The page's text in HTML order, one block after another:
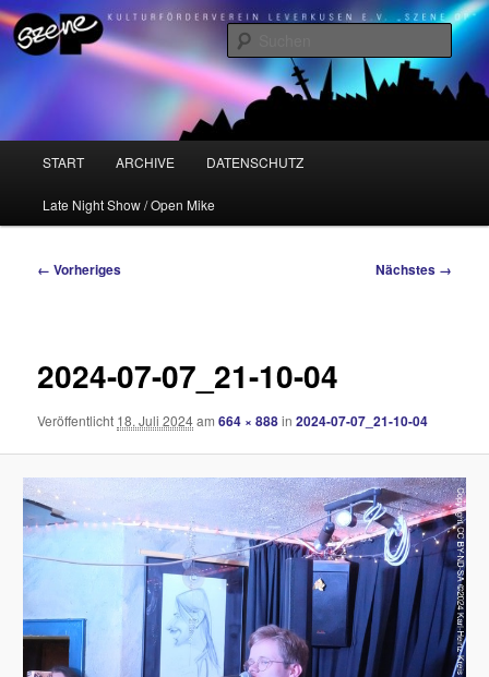
Zum
primären
Inhalt
Szene OP
Kulturförderverein Leverkusen e.V. "Szene OP"
START ARCHIVE DATENSCHUTZ
Late Night Show / Open Mike
Bilder-
← Vorheriges Nächstes →
2024-07-07_21-10-04
Veröffentlicht 18. Juli 2024am664 × 888in2024-07-07_21-10-04